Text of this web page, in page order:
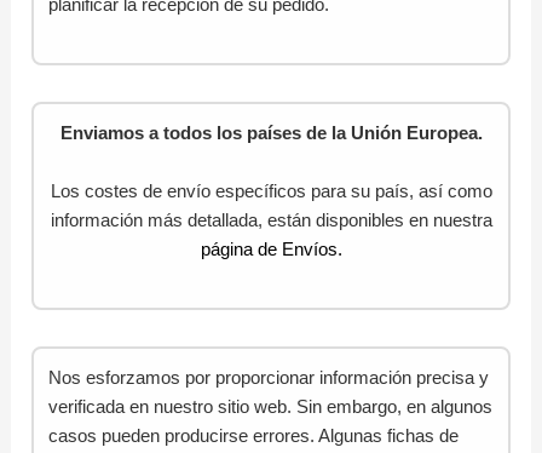
planificar la recepción de su pedido.
Enviamos a todos los países de la Unión Europea.
Los costes de envío específicos para su país, así como
información más detallada, están disponibles en nuestra
página de Envíos.
Nos esforzamos por proporcionar información precisa y
verificada en nuestro sitio web. Sin embargo, en algunos
casos pueden producirse errores. Algunas fichas de